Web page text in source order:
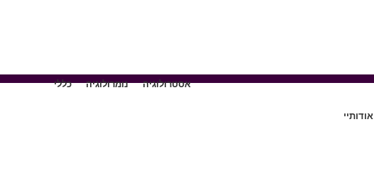
אודותיי
אסטרולוגיה נומרולוגיה כללי